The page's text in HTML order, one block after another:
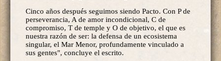
Cinco años después seguimos siendo Pacto. Con P de
perseverancia, A de amor incondicional, C de
compromiso, T de temple y O de objetivo, el que es
nuestra razón de ser: la defensa de un ecosistema
singular, el Mar Menor, profundamente vinculado a
sus gentes", concluye el escrito.